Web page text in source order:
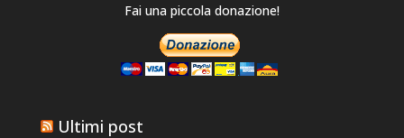
Fai una piccola donazione!
Ultimi post